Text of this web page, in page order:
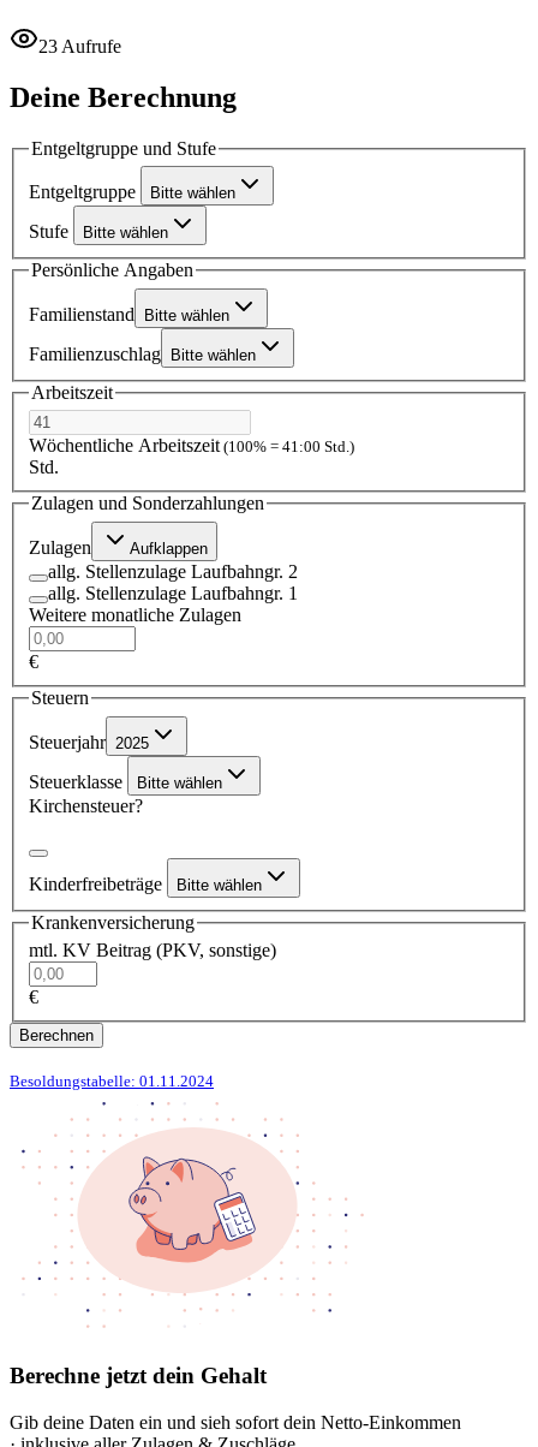
23 Aufrufe
Deine Berechnung
Entgeltgruppe und Stufe
Entgeltgruppe Bitte wählen
Stufe Bitte wählen
Persönliche Angaben
Familienstand Bitte wählen
Familienzuschlag Bitte wählen
Arbeitszeit
Wöchentliche Arbeitszeit(100% = 41:00 Std.)
Std.
Zulagen und Sonderzahlungen
Zulagen Aufklappen
allg. Stellenzulage Laufbahngr. 2
allg. Stellenzulage Laufbahngr. 1
Weitere monatliche Zulagen
€
Steuern
Steuerjahr 2025
Steuerklasse Bitte wählen
Kirchensteuer?
Kinderfreibeträge Bitte wählen
Krankenversicherung
mtl. KV Beitrag (PKV, sonstige)
€
Berechnen
Besoldungstabelle: 01.11.2024
Berechne jetzt dein Gehalt
Gib deine Daten ein und sieh sofort dein Netto-Einkommen